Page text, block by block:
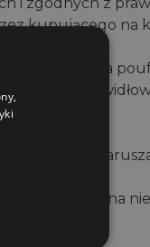
kupującego na
zachowania
za
kupujący
ze względu na